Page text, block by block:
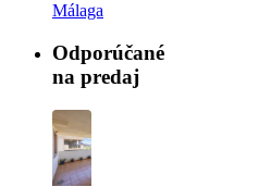
Málaga
Odporúčané
na predaj